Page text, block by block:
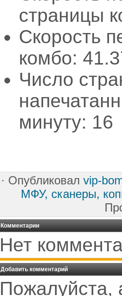
страницы
Скорость
комбо:
Число
минуту: 16
· Опубликовал vip-
МФУ, сканеры,
Комментарии
Нет
Добавить комментарий
Пожалуйста,